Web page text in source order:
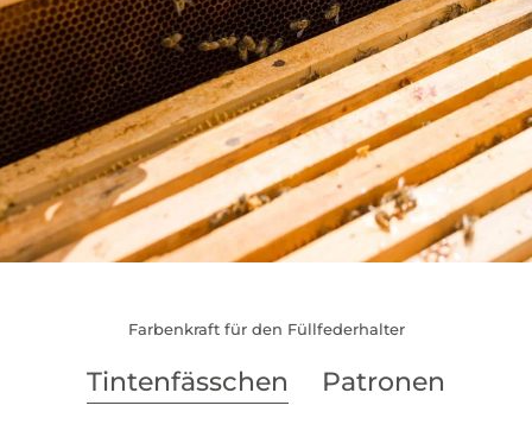
Farbenkraft für den Füllfederhalter
Tintenfässchen Patronen